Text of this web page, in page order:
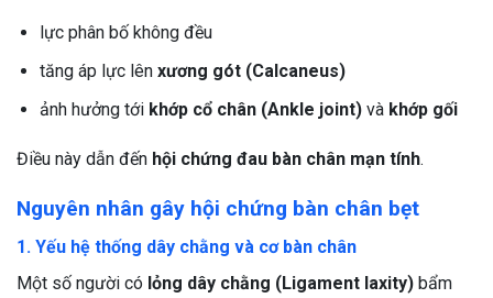
lực phân bố không đều
tăng áp lực lên xương gót (Calcaneus)
ảnh hưởng tới khớp cổ chân (Ankle joint)và khớp gối
Điều này dẫn đến hội chứng đau bàn chân mạn tính.
Nguyên nhân gây hội chứng bàn chân bẹt
1. Yếu hệ thống dây chằng và cơ bàn chân
Một số người có lỏng dây chằng (Ligament laxity) bẩm